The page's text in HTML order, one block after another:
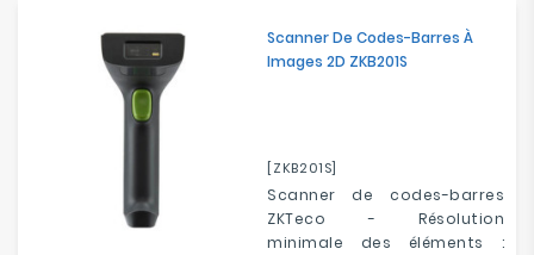
Scanner De Codes-Barres À
Images 2D ZKB201S
[ZKB201S]
Scanner de codes-barres
ZKTeco - Résolution
minimale des éléments :